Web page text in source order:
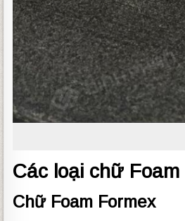
Các loại chữ
Chữ Foam Formex